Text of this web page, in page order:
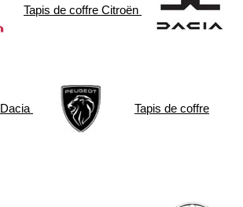
Tapis de coffre Citroën
Dacia Tapis de coffre